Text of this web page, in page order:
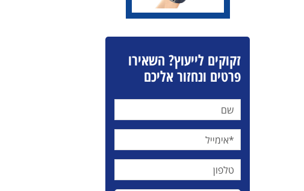
זקוקים לייעוץ? השאירו
פרטים ונחזור אליכם